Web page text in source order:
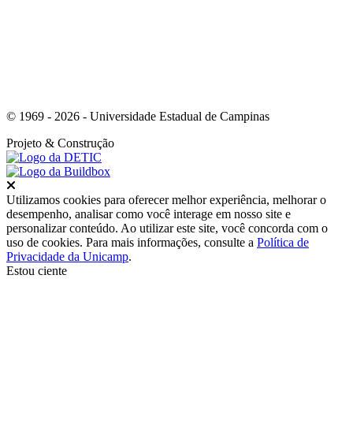
© 1969 - 2026 - Universidade Estadual de Campinas
Projeto & Construção
Utilizamos cookies para oferecer melhor experiência, melhorar o
desempenho, analisar como você interage em nosso site e
personalizar conteúdo. Ao utilizar este site, você concorda com o
uso de cookies. Para mais informações, consulte a Política de
Privacidade da Unicamp.
Estou ciente